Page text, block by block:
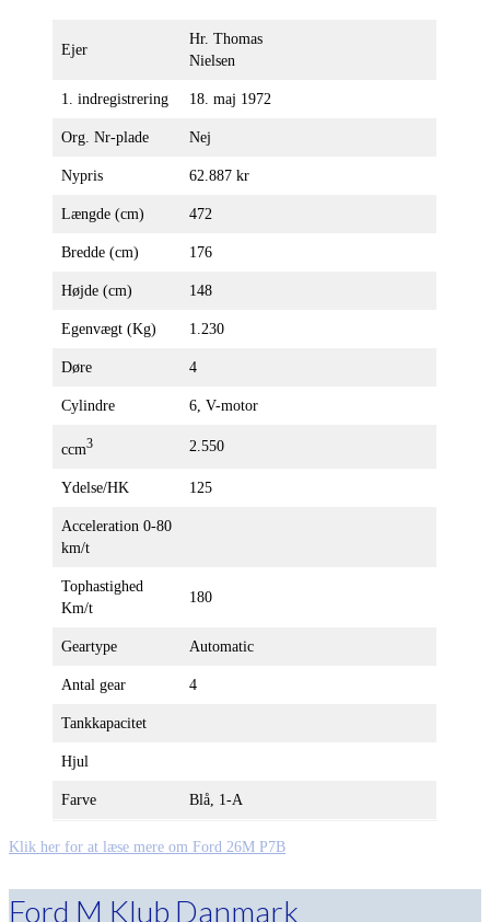
Ejer
Hr. Thomas
Nielsen
1. indregistrering 18. maj 1972
Org. Nr-plade Nej
Nypris 62.887 kr
Længde (cm) 472
Bredde (cm) 176
Højde (cm) 148
Egenvægt (Kg) 1.230
Døre 4
Cylindre 6, V-motor
ccm3 2.550
Ydelse/HK 125
Acceleration 0-80
km/t
Tophastighed
Km/t
180
Geartype Automatic
Antal gear 4
Tankkapacitet
Hjul
Farve Blå, 1-A
Klik her for at læse mere om Ford 26M P7B
Ford M Klub Danmark